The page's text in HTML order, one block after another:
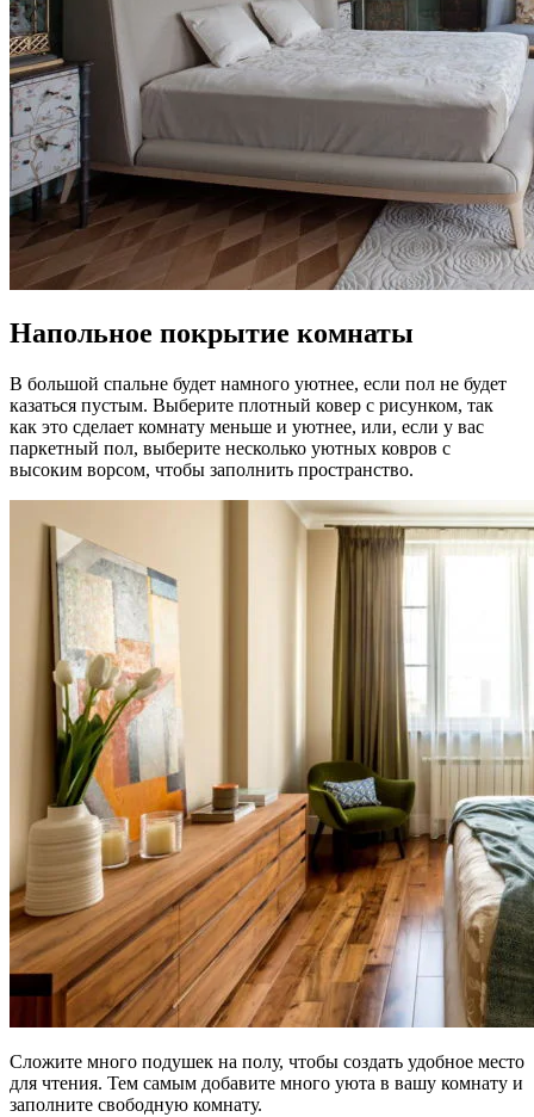
Напольное покрытие комнаты
В большой спальне будет намного уютнее, если пол не будет
казаться пустым. Выберите плотный ковер с рисунком, так
как это сделает комнату меньше и уютнее, или, если у вас
паркетный пол, выберите несколько уютных ковров с
высоким ворсом, чтобы заполнить пространство.
Сложите много подушек на полу, чтобы создать удобное место
для чтения. Тем самым добавите много уюта в вашу комнату и
заполните свободную комнату.